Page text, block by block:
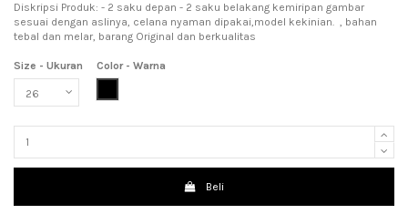
Diskripsi Produk: - 2 saku depan - 2 saku belakang kemiripan gambar
sesuai dengan aslinya, celana nyaman dipakai,model kekinian. , bahan
tebal dan melar, barang Original dan berkualitas
Size - Ukuran
Color - Warna
Beli